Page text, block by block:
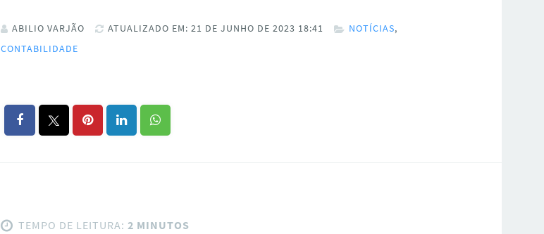
ABILIO VARJÃO ATUALIZADO EM: 21 DE JUNHO DE 2023 18:41 NOTÍCIAS,
CONTABILIDADE
TEMPO DE LEITURA: 2 MINUTOS